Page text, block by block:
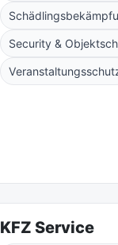
Security &
KFZ Service